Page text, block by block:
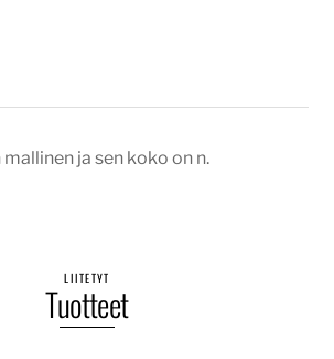
ja sen koko on n.
LIITETYT
Tuotteet